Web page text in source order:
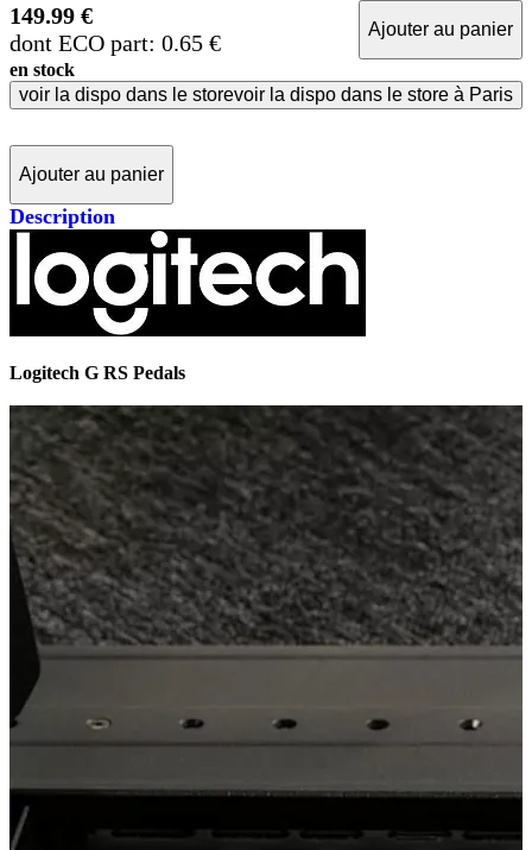
149.99 €
dont ECO part: 0.65 €
Ajouter au panier
en stock
voir la dispo dans le storevoir la dispo dans le store à Paris
Ajouter au panier
Description
Logitech G RS Pedals